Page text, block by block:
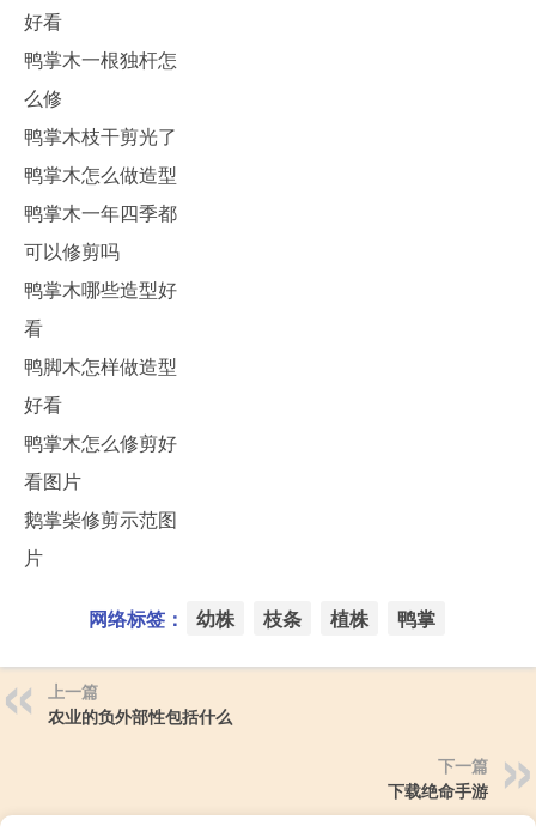
好看
鸭掌木一根独杆怎
么修
鸭掌木枝干剪光了
鸭掌木怎么做造型
鸭掌木一年四季都
可以修剪吗
鸭掌木哪些造型好
看
鸭脚木怎样做造型
好看
鸭掌木怎么修剪好
看图片
鹅掌柴修剪示范图
片
网络标签： 幼株 枝条 植株 鸭掌
上一篇
农业的负外部性包括什么
下一篇
下载绝命手游